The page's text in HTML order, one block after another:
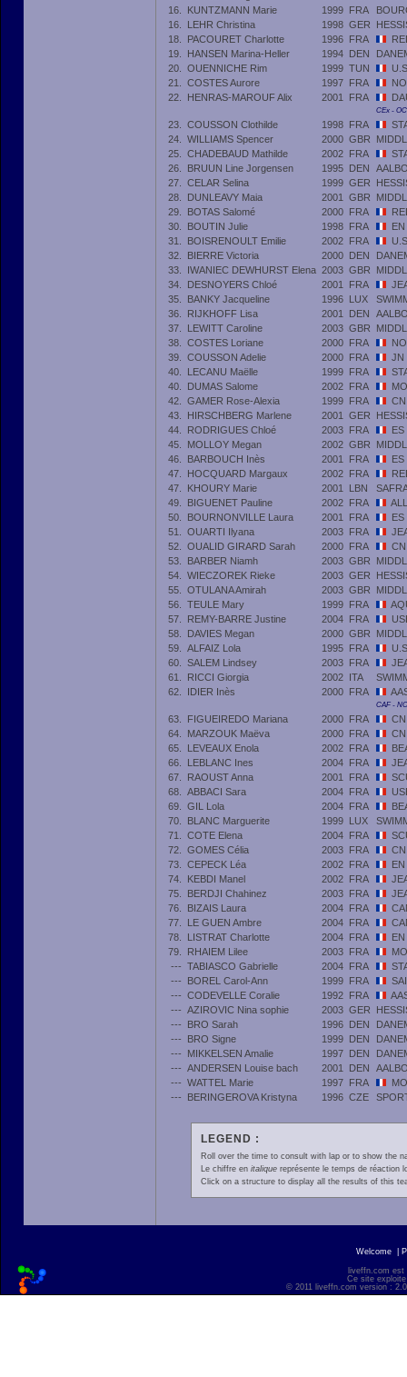
16.
KUNTZMANN Marie 1999 FRA
16.
LEHR Christina 1998 GER
18.
PACOURET Charlotte 1996 FRA
19.
HANSEN Marina-Heller 1994 DEN
20.
OUENNICHE Rim 1999 TUN
21.
COSTES Aurore 1997 FRA
22.
HENRAS-MAROUF Alix 2001 FRA
CEx -
23. COUSSON Clothilde 1998 FRA
24.
WILLIAMS Spencer 2000 GBR
25.
CHADEBAUD Mathilde 2002 FRA
26.
BRUUN Line Jorgensen 1995 DEN
27.
CELAR Selina 1999 GER
28.
DUNLEAVY Maia 2001 GBR
29.
BOTAS Salomé 2000 FRA
30.
BOUTIN Julie 1998 FRA
31.
BOISRENOULT Emilie 2002 FRA
32.
BIERRE Victoria 2000 DEN
33.
IWANIEC DEWHURST Elena 2003 GBR
34.
DESNOYERS Chloé 2001 FRA
35.
BANKY Jacqueline 1996 LUX
36.
RIJKHOFF Lisa 2001 DEN
37.
LEWITT Caroline 2003 GBR
38.
COSTES Loriane 2000 FRA
39.
COUSSON Adelie 2000 FRA
JN
40.
LECANU Maëlle 1999 FRA
40.
DUMAS Salome 2002 FRA
42.
GAMER Rose-Alexia 1999 FRA
43.
HIRSCHBERG Marlene 2001 GER
44.
RODRIGUES Chloé 2003 FRA
ES
45.
MOLLOY Megan 2002 GBR
46.
BARBOUCH Inès 2001 FRA
ES
47.
HOCQUARD Margaux 2002 FRA
47.
KHOURY Marie 2001 LBN
49.
BIGUENET Pauline 2002 FRA
50.
BOURNONVILLE Laura 2001 FRA
ES
51.
OUARTI Ilyana 2003 FRA
52.
OUALID GIRARD Sarah 2000 FRA
53.
BARBER Niamh 2003 GBR
54.
WIECZOREK Rieke 2003 GER
55.
OTULANA Amirah 2003 GBR
56.
TEULE Mary 1999 FRA
57.
REMY-BARRE Justine 2004 FRA
58.
DAVIES Megan 2000 GBR
59.
ALFAIZ Lola 1995 FRA
60.
SALEM Lindsey 2003 FRA
61.
RICCI Giorgia 2002 ITA
62.
IDIER Inès 2000 FRA
CAF -
63. FIGUEIREDO Mariana 2000 FRA
64.
MARZOUK Maëva 2000 FRA
65.
LEVEAUX Enola 2002 FRA
66.
LEBLANC Ines 2004 FRA
67.
RAOUST Anna 2001 FRA
68.
ABBACI Sara 2004 FRA
69.
GIL Lola 2004 FRA
70.
BLANC Marguerite 1999 LUX
71.
COTE Elena 2004 FRA
72.
GOMES Célia 2003 FRA
73.
CEPECK Léa 2002 FRA
74.
KEBDI Manel 2002 FRA
75.
BERDJI Chahinez 2003 FRA
76.
BIZAIS Laura 2004 FRA
77.
LE GUEN Ambre 2004 FRA
78.
LISTRAT Charlotte 2004 FRA
79.
RHAIEM Lilee 2003 FRA
--- TABIASCO Gabrielle 2004 FRA
---
BOREL Carol-Ann 1999 FRA
--- CODEVELLE Coralie 1992 FRA
--- AZIROVIC Nina sophie 2003 GER
---
BRO Sarah 1996 DEN
---
BRO Signe 1999 DEN
---
MIKKELSEN Amalie 1997 DEN
--- ANDERSEN Louise bach 2001 DEN
--- WATTEL Marie 1997 FRA
---
BERINGEROVA Kristyna 1996 CZE
LEGEND :
Roll over the time to consult with lap or to show the
Le chiffre en italiquereprésente le temps de réaction
Click on a structure to display all the results of this
Welcome
liveffn.com est
Ce site
© 2011 liveffn.com version :